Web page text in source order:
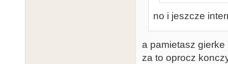
no i jeszcze
a pamietasz
za to oprocz